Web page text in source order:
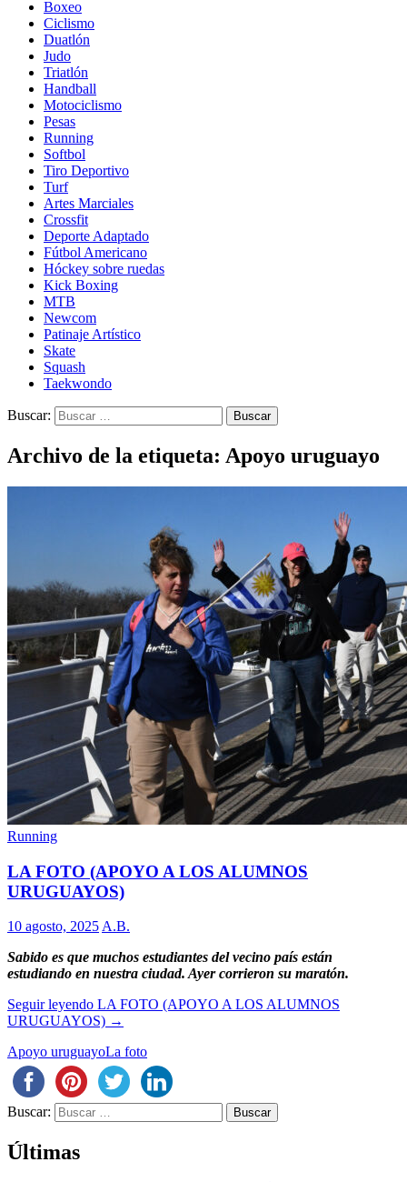
Boxeo
Ciclismo
Duatlón
Judo
Triatlón
Handball
Motociclismo
Pesas
Running
Softbol
Tiro Deportivo
Turf
Artes Marciales
Crossfit
Deporte Adaptado
Fútbol Americano
Hóckey sobre ruedas
Kick Boxing
MTB
Newcom
Patinaje Artístico
Skate
Squash
Taekwondo
Buscar:
Archivo de la etiqueta: Apoyo uruguayo
Running
LA FOTO (APOYO A LOS ALUMNOS
URUGUAYOS)
10 agosto, 2025 A.B.
Sabido es que muchos estudiantes del vecino país están
estudiando en nuestra ciudad. Ayer corrieron su maratón.
Seguir leyendo LA FOTO (APOYO A LOS ALUMNOS
URUGUAYOS) →
Apoyo uruguayoLa foto
Buscar:
Últimas